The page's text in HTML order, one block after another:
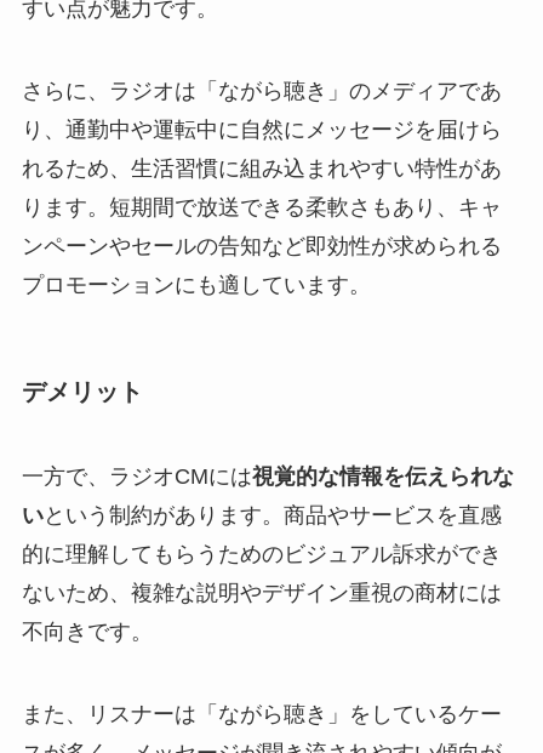
すい点が魅力です。
さらに、ラジオは「ながら聴き」のメディアであ
り、通勤中や運転中に自然にメッセージを届けら
れるため、生活習慣に組み込まれやすい特性があ
ります。短期間で放送できる柔軟さもあり、キャ
ンペーンやセールの告知など即効性が求められる
プロモーションにも適しています。
デメリット
一方で、ラジオCMには視覚的な情報を伝えられな
いという制約があります。商品やサービスを直感
的に理解してもらうためのビジュアル訴求ができ
ないため、複雑な説明やデザイン重視の商材には
不向きです。
また、リスナーは「ながら聴き」をしているケー